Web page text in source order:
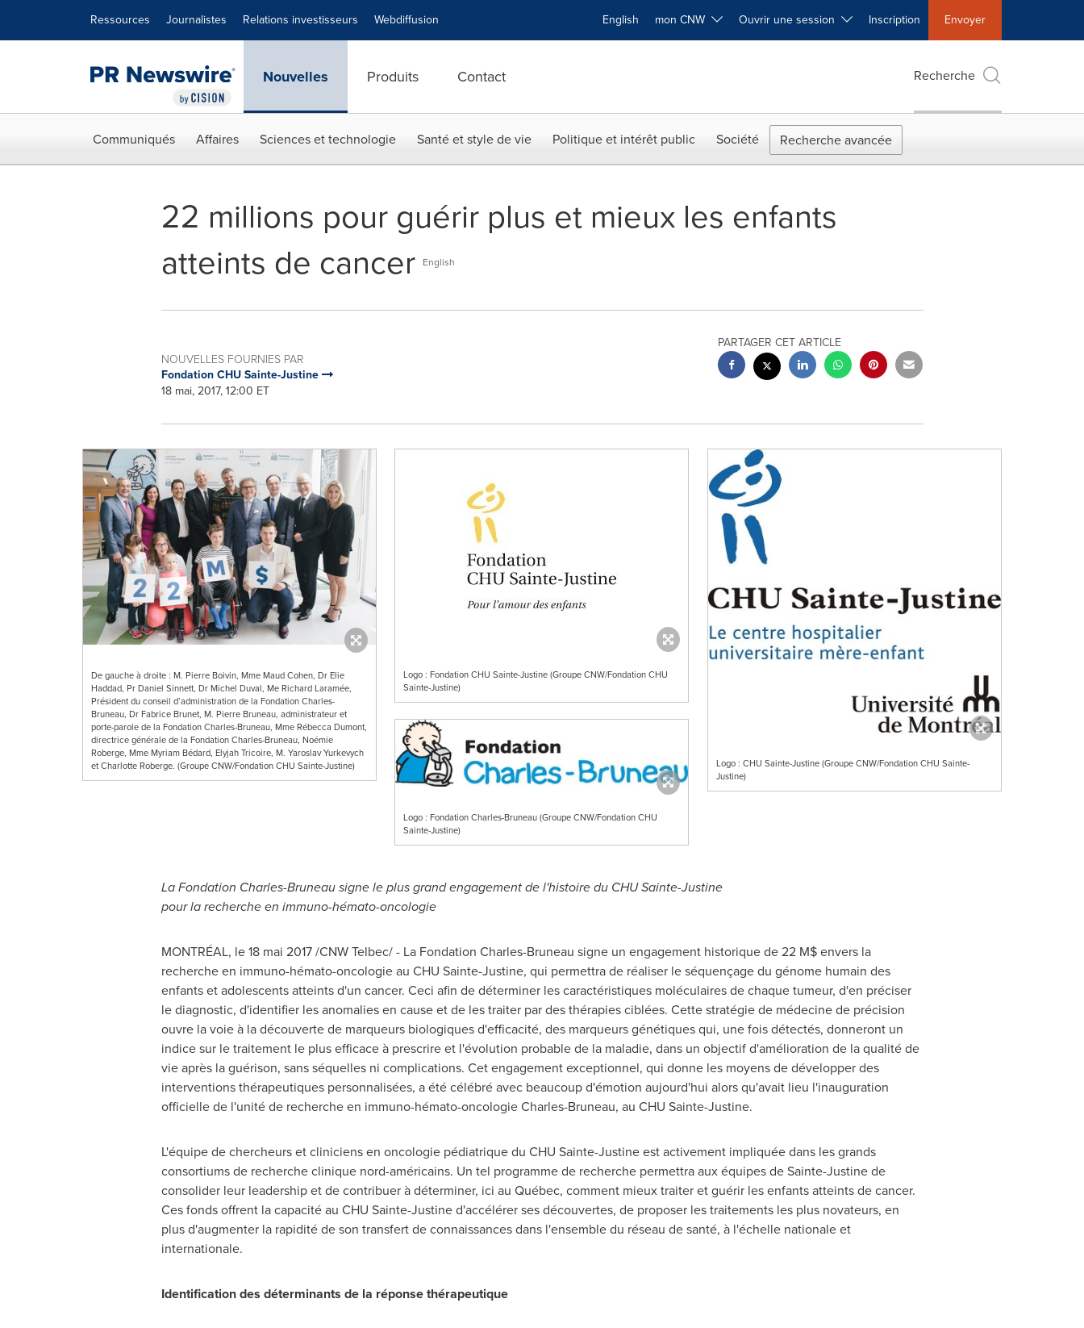
Ressources Journalistes Relations investisseurs Webdiffusion English mon CNW Ouvrir une session Inscription Envoyer
Nouvelles Produits Contact Recherche
Communiqués Affaires Sciences et technologie Santé et style de vie Politique et intérêt public Société Recherche avancée
22 millions pour guérir plus et mieux les enfants
atteints de cancer English
NOUVELLES FOURNIES PAR
Fondation CHU Sainte-Justine
18 mai, 2017, 12:00 ET
PARTAGER CET ARTICLE
De gauche à droite : M. Pierre Boivin, Mme Maud Cohen, Dr Elie
Haddad, Pr Daniel Sinnett, Dr Michel Duval, Me Richard Laramée,
Président du conseil d’administration de la Fondation Charles-
Bruneau, Dr Fabrice Brunet, M. Pierre Bruneau, administrateur et
porte-parole de la Fondation Charles-Bruneau, Mme Rébecca Dumont,
directrice générale de la Fondation Charles-Bruneau, Noémie
Roberge, Mme Myriam Bédard, Elyjah Tricoire, M. Yaroslav Yurkevych
et Charlotte Roberge. (Groupe CNW/Fondation CHU Sainte-Justine)
Logo : Fondation CHU Sainte-Justine (Groupe CNW/Fondation CHU
Sainte-Justine)
Logo : CHU Sainte-Justine (Groupe CNW/Fondation CHU Sainte-
Justine)
Logo : Fondation Charles-Bruneau (Groupe CNW/Fondation CHU
Sainte-Justine)
La Fondation Charles-Bruneau signe le plus grand engagement de l'histoire du CHU Sainte-Justine
pour la recherche en immuno-hémato-oncologie
MONTRÉAL, le 18 mai 2017 /CNW Telbec/ - La Fondation Charles-Bruneau signe un engagement historique de 22 M$ envers la
recherche en immuno-hémato-oncologie au CHU Sainte-Justine, qui permettra de réaliser le séquençage du génome humain des
enfants et adolescents atteints d'un cancer. Ceci afin de déterminer les caractéristiques moléculaires de chaque tumeur, d'en préciser
le diagnostic, d'identifier les anomalies en cause et de les traiter par des thérapies ciblées. Cette stratégie de médecine de précision
ouvre la voie à la découverte de marqueurs biologiques d'efficacité, des marqueurs génétiques qui, une fois détectés, donneront un
indice sur le traitement le plus efficace à prescrire et l'évolution probable de la maladie, dans un objectif d'amélioration de la qualité de
vie après la guérison, sans séquelles ni complications. Cet engagement exceptionnel, qui donne les moyens de développer des
interventions thérapeutiques personnalisées, a été célébré avec beaucoup d'émotion aujourd'hui alors qu'avait lieu l'inauguration
officielle de l'unité de recherche en immuno-hémato-oncologie Charles-Bruneau, au CHU Sainte-Justine.
L'équipe de chercheurs et cliniciens en oncologie pédiatrique du CHU Sainte-Justine est activement impliquée dans les grands
consortiums de recherche clinique nord-américains. Un tel programme de recherche permettra aux équipes deSainte-Justine de
consolider leur leadership et de contribuer à déterminer, ici au Québec, comment mieux traiter et guérir les enfants atteints de cancer.
Ces fonds offrent la capacité au CHU Sainte-Justine d'accélérer ses découvertes, de proposer les traitements les plus novateurs, en
plus d'augmenter la rapidité de son transfert de connaissances dans l'ensemble du réseau de santé, à l'échelle nationale et
internationale.
Identification des déterminants de la réponse thérapeutique